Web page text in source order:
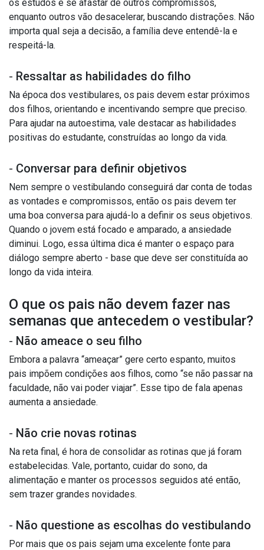
os estudos e se afastar de outros compromissos,
enquanto outros vão desacelerar, buscando distrações. Não
importa qual seja a decisão, a família deve entendê-la e
respeitá-la.
- Ressaltar as habilidades do filho
Na época dos vestibulares, os pais devem estar próximos
dos filhos, orientando e incentivando sempre que preciso.
Para ajudar na autoestima, vale destacar as habilidades
positivas do estudante, construídas ao longo da vida.
- Conversar para definir objetivos
Nem sempre o vestibulando conseguirá dar conta de todas
as vontades e compromissos, então os pais devem ter
uma boa conversa para ajudá-lo a definir os seus objetivos.
Quando o jovem está focado e amparado, a ansiedade
diminui. Logo, essa última dica é manter o espaço para
diálogo sempre aberto - base que deve ser constituída ao
longo da vida inteira.
O que os pais não devem fazer nas
semanas que antecedem o vestibular?
- Não ameace o seu filho
Embora a palavra “ameaçar” gere certo espanto, muitos
pais impõem condições aos filhos, como “se não passar na
faculdade, não vai poder viajar”. Esse tipo de fala apenas
aumenta a ansiedade.
- Não crie novas rotinas
Na reta final, é hora de consolidar as rotinas que já foram
estabelecidas. Vale, portanto, cuidar do sono, da
alimentação e manter os processos seguidos até então,
sem trazer grandes novidades.
- Não questione as escolhas do vestibulando
Por mais que os pais sejam uma excelente fonte para